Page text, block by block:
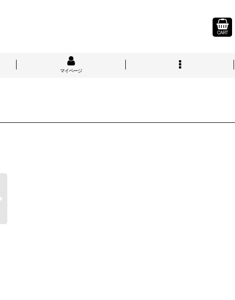
CART
マイページ